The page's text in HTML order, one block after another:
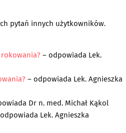
pytań innych użytkowników.
– odpowiada Lek.
– odpowiada Lek. Agnieszka
Dr n. med. Michał Kąkol
Lek. Agnieszka